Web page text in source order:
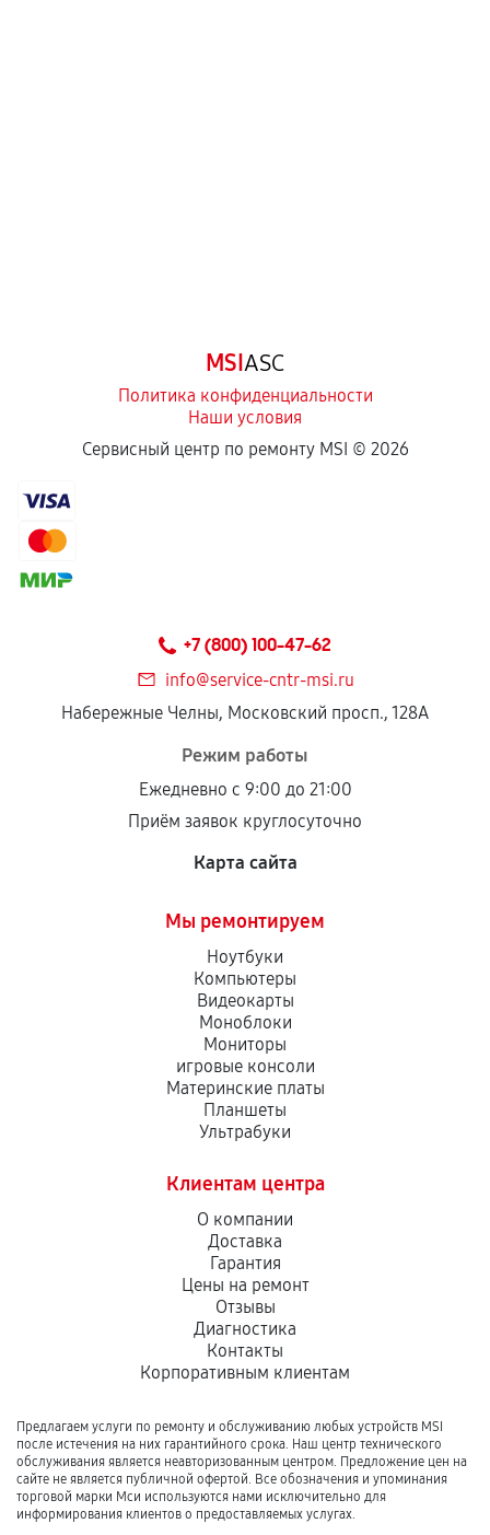
MSIASC
Политика конфиденциальности
Наши условия
Сервисный центр по ремонту MSI © 2026
+7 (800) 100-47-62
info@service-cntr-msi.ru
Набережные Челны, Московский просп., 128А
Режим работы
Ежедневно с 9:00 до 21:00
Приём заявок круглосуточно
Карта сайта
Мы ремонтируем
Ноутбуки
Компьютеры
Видеокарты
Моноблоки
Мониторы
игровые консоли
Материнские платы
Планшеты
Ультрабуки
Клиентам центра
О компании
Доставка
Гарантия
Цены на ремонт
Отзывы
Диагностика
Контакты
Корпоративным клиентам
Предлагаем услуги по ремонту и обслуживанию любых устройств MSI
после истечения на них гарантийного срока. Наш центр технического
обслуживания является неавторизованным центром. Предложение цен на
сайте не является публичной офертой. Все обозначения и упоминания
торговой марки Мси используются нами исключительно для
информирования клиентов о предоставляемых услугах.